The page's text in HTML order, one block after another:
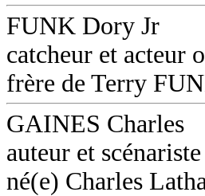
FUNK Dory Jr
catcheur et acteur
frère de Terry
GAINES Charles
auteur et
né(e) Charles